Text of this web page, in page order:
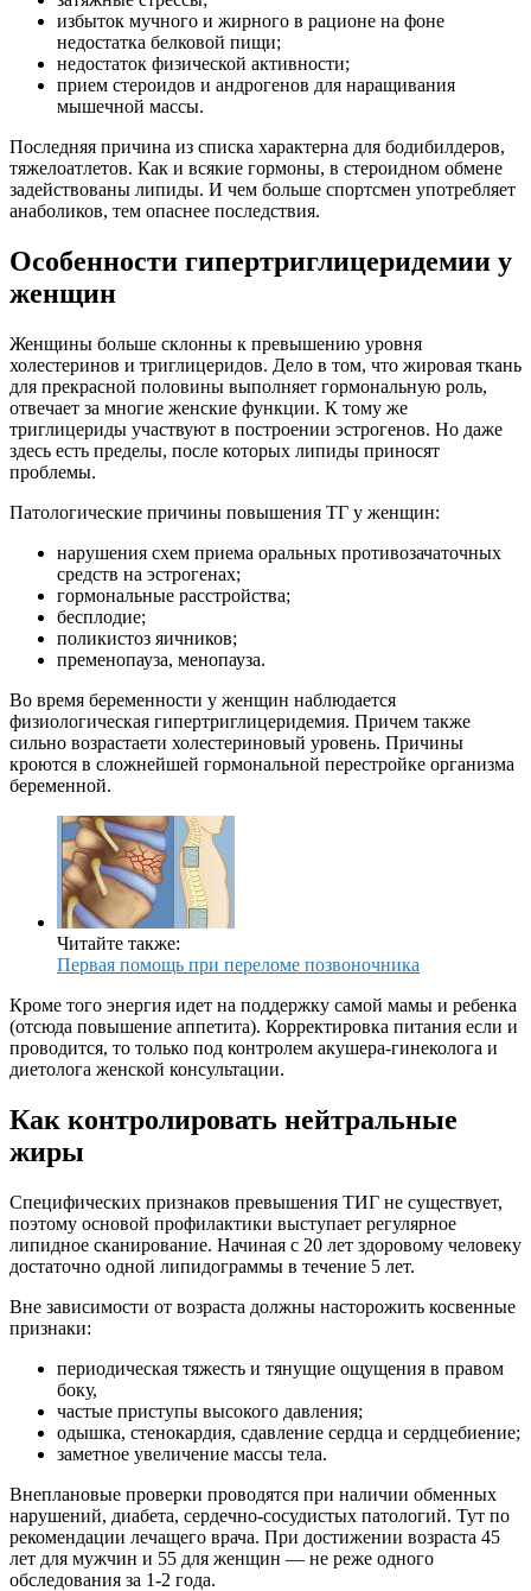
избыток мучного и жирного в рационе на фоне
недостатка белковой пищи;
недостаток физической активности;
прием стероидов и андрогенов для наращивания
мышечной массы.
Последняя причина из списка характерна для бодибилдеров,
тяжелоатлетов. Как и всякие гормоны, в стероидном обмене
задействованы липиды. И чем больше спортсмен употребляет
анаболиков, тем опаснее последствия.
Особенности гипертриглицеридемии у
женщин
Женщины больше склонны к превышению уровня
холестеринов и триглицеридов. Дело в том, что жировая ткань
для прекрасной половины выполняет гормональную роль,
отвечает за многие женские функции. К тому же
триглицериды участвуют в построении эстрогенов. Но даже
здесь есть пределы, после которых липиды приносят
проблемы.
Патологические причины повышения ТГ у женщин:
нарушения схем приема оральных противозачаточных
средств на эстрогенах;
гормональные расстройства;
бесплодие;
поликистоз яичников;
пременопауза, менопауза.
Во время беременности у женщин наблюдается
физиологическая гипертриглицеридемия. Причем также
сильно возрастаети холестериновый уровень. Причины
кроются в сложнейшей гормональной перестройке организма
беременной.
Читайте также:
Первая помощь при переломе позвоночника
Кроме того энергия идет на поддержку самой мамы и ребенка
(отсюда повышение аппетита). Корректировка питания если и
проводится, то только под контролем акушера-гинеколога и
диетолога женской консультации.
Как контролировать нейтральные
жиры
Специфических признаков превышения ТИГ не существует,
поэтому основой профилактики выступает регулярное
липидное сканирование. Начиная с 20 лет здоровому человеку
достаточно одной липидограммы в течение 5 лет.
Вне зависимости от возраста должны насторожить косвенные
признаки:
периодическая тяжесть и тянущие ощущения в правом
боку,
частые приступы высокого давления;
одышка, стенокардия, сдавление сердца и сердцебиение;
заметное увеличение массы тела.
Внеплановые проверки проводятся при наличии обменных
нарушений, диабета, сердечно-сосудистых патологий. Тут по
рекомендации лечащего врача. При достижении возраста 45
лет для мужчин и 55 для женщин — не реже одного
обследования за 1-2 года.